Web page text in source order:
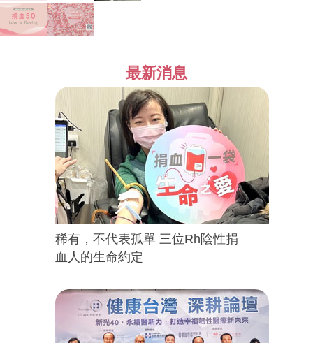
最新消息
稀有，不代表孤單 三位Rh陰性捐
血人的生命約定